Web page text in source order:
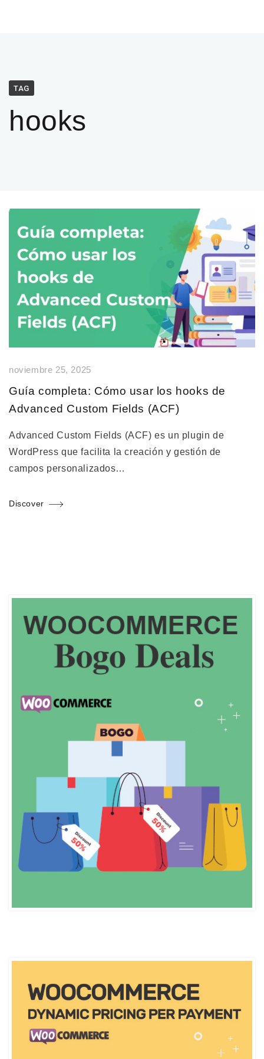
TAG
hooks
noviembre 25, 2025
Guía completa: Cómo usar los hooks de
Advanced Custom Fields (ACF)
Advanced Custom Fields (ACF) es un plugin de
WordPress que facilita la creación y gestión de
campos personalizados…
Discover